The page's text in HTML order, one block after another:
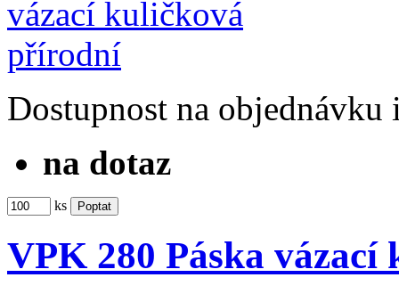
Dostupnost na objednávku
na dotaz
ks
VPK 280 Páska